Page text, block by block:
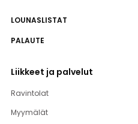
LOUNASLISTAT
PALAUTE
Liikkeet ja palvelut
Ravintolat
Myymälät